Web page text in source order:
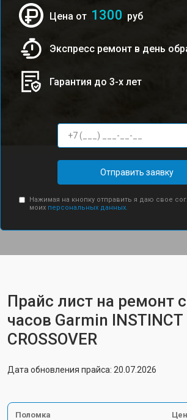
Цена от 1300 руб
Экспресс ремонт в день
Гарантия до 3-х лет
Отправить заявку
Нажимая на кнопку отправить я даю свое
моих персональных данных.
Прайс лист на ремонт
часов Garmin INSTINCT
CROSSOVER
Дата обновления прайса: 20.07.2026
Поломка